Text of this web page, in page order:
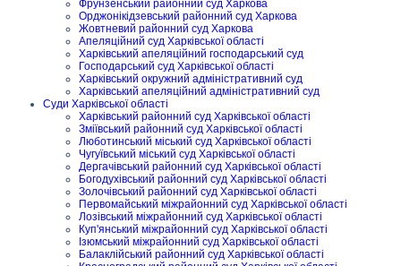
Фрунзенський районний суд Харкова
Орджонікідзевський районний суд Харкова
Жовтневий районний суд Харкова
Апеляційний суд Харківської області
Харківський апеляційний господарський суд
Господарський суд Харківської області
Харківський окружний адміністративний суд
Харківський апеляційний адміністративний суд
Суди Харківської області
Харківський районний суд Харківської області
Зміївський районний суд Харківської області
Люботинський міський суд Харківської області
Чугуївський міський суд Харківської області
Дергачівський районний суд Харківської області
Богодухівський районний суд Харківської області
Золочівський районний суд Харківської області
Первомайський міжрайонний суд Харківської області
Лозівський міжрайонний суд Харківської області
Куп'янський міжрайонний суд Харківської області
Ізюмський міжрайонний суд Харківської області
Балаклійський районний суд Харківської області